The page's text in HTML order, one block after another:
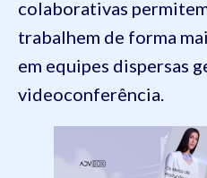
colaborativas
trabalhem de forma
em equipes dispersas
videoconferência.